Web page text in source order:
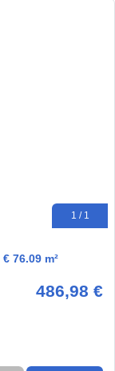
1 / 1
76.09 m²
486,98 €